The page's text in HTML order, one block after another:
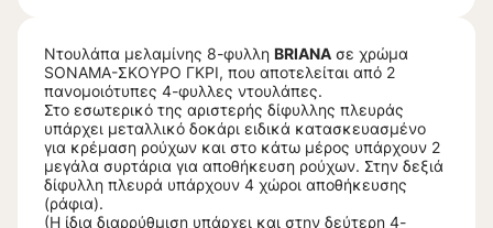
Ντουλάπα μελαμίνης 8-φυλλη BRIANA σε χρώμα
SONAMA-ΣΚΟΥΡΟ ΓΚΡΙ, που αποτελείται από 2
πανομοιότυπες 4-φυλλες ντουλάπες.
Στο εσωτερικό της αριστερής δίφυλλης πλευράς
υπάρχει μεταλλικό δοκάρι ειδικά κατασκευασμένο
για κρέμαση ρούχων και στο κάτω μέρος υπάρχουν 2
μεγάλα συρτάρια για αποθήκευση ρούχων. Στην δεξιά
δίφυλλη πλευρά υπάρχουν 4 χώροι αποθήκευσης
(ράφια).
(Η ίδια διαρρύθμιση υπάρχει και στην δεύτερη 4-